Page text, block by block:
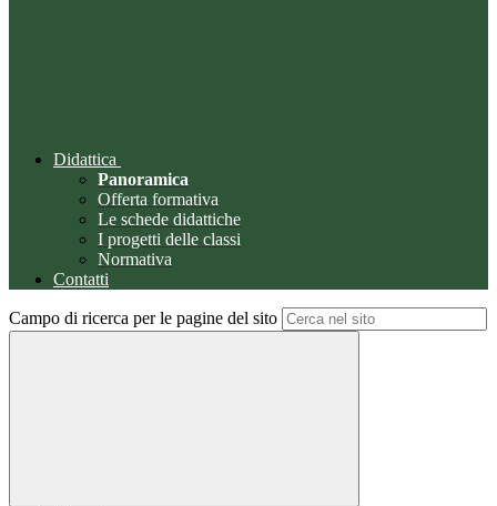
Didattica
Panoramica
Offerta formativa
Le schede didattiche
I progetti delle classi
Normativa
Contatti
Campo di ricerca per le pagine del sito